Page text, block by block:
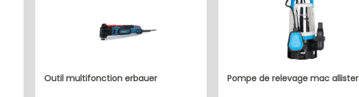
outil multifonction erbauer pompe de relevage mac allister